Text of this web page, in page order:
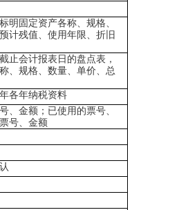
明固定资产各称、规格、
计残值、使用年限、折旧
止会计报表日的盘点表，
、规格、数量、单价、总
各年纳税资料
、金额；已使用的票号、
号、金额